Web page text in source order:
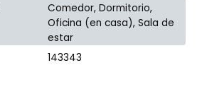
Comedor, Dormitorio,
Oficina (en casa), Sala de
estar
143343